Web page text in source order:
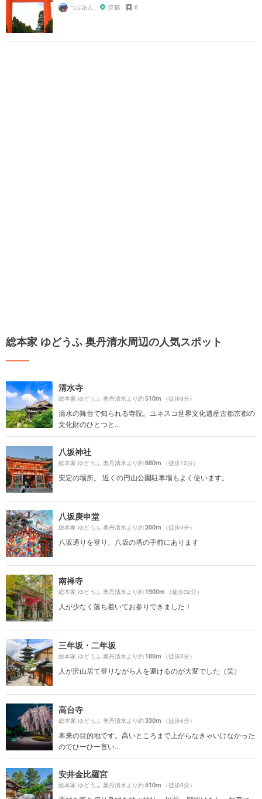
つぶあん 京都 6
総本家 ゆどうふ 奥丹清水周辺の人気スポット
清水寺
総本家 ゆどうふ 奥丹清水より約510m （徒歩9分）
清水の舞台で知られる寺院。ユネスコ世界文化遺産古都京都の
文化財のひとつと...
八坂神社
総本家 ゆどうふ 奥丹清水より約680m （徒歩12分）
安定の場所。 近くの円山公園駐車場もよく使います。
八坂庚申堂
総本家 ゆどうふ 奥丹清水より約200m （徒歩4分）
八坂通りを登り、八坂の塔の手前にあります
南禅寺
総本家 ゆどうふ 奥丹清水より約1900m （徒歩32分）
人が少なく落ち着いてお参りできました！
三年坂・二年坂
総本家 ゆどうふ 奥丹清水より約180m （徒歩3分）
人が沢山居て登りながら人を避けるのが大変でした（笑）
高台寺
総本家 ゆどうふ 奥丹清水より約330m （徒歩6分）
本来の目的地です。高いところまで上がらなきゃいけなかった
のでひーひー言い...
安井金比羅宮
総本家 ゆどうふ 奥丹清水より約510m （徒歩9分）